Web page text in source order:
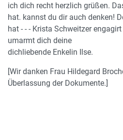
ich dich recht herzlich grüßen.
hat. kannst du dir auch denken!
hat - - - Krista Schweitzer
umarmt dich deine
dichliebende Enkelin Ilse.
[Wir danken Frau Hildegard
Überlassung der Dokumente.]